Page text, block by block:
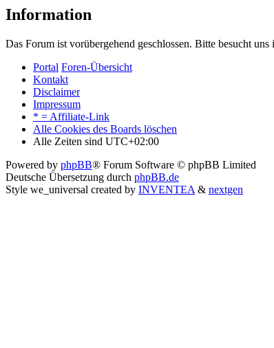
Information
Das Forum ist vorübergehend geschlossen. Bitte besucht
Portal Foren-Übersicht
Kontakt
Disclaimer
Impressum
* = Affiliate-Link
Alle Cookies des Boards löschen
Alle Zeiten sind UTC+02:00
Powered by phpBB® Forum Software © phpBB Limited
Deutsche Übersetzung durch phpBB.de
Style we_universal created by INVENTEA & nextgen